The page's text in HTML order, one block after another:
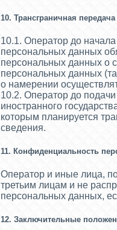
10. Трансграничная
10.1. Оператор до
персональных данных
персональных данных о
персональных данных
о намерении
10.2. Оператор до
иностранного
которым планируется
сведения.
11. Конфиденциальность
Оператор и иные лица,
третьим лицам и не
персональных данных,
12. Заключительные